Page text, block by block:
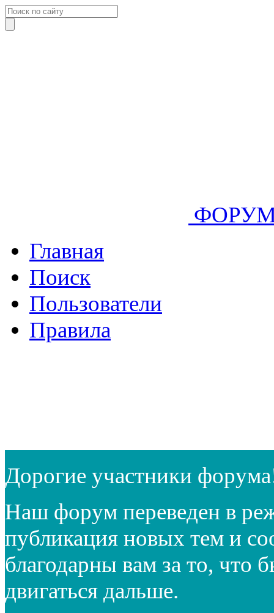
Главная
Поиск
Пользователи
Правила
Дорогие участники
Наш форум переведен в
публикация новых тем и
благодарны вам за то, что
двигаться дальше.